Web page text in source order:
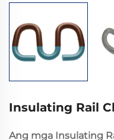
Insulating Rail
Ang mga Insulating